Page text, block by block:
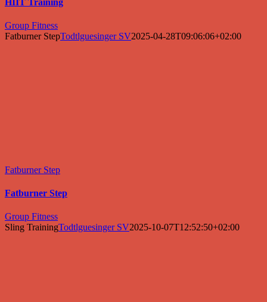
Group Fitness
Fatburner StepTodtlguesinger SV2025-04-28T09:06:06+02:00
Fatburner Step
Fatburner Step
Group Fitness
Sling TrainingTodtlguesinger SV2025-10-07T12:52:50+02:00